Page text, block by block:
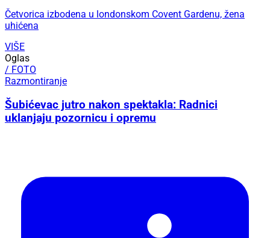
Četvorica izbodena u londonskom Covent Gardenu, žena
uhićena
VIŠE
Oglas
/ FOTO
Razmontiranje
Šubićevac jutro nakon spektakla: Radnici
uklanjaju pozornicu i opremu